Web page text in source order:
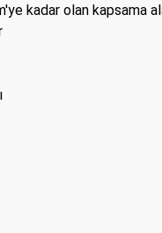
kadar olan kapsama